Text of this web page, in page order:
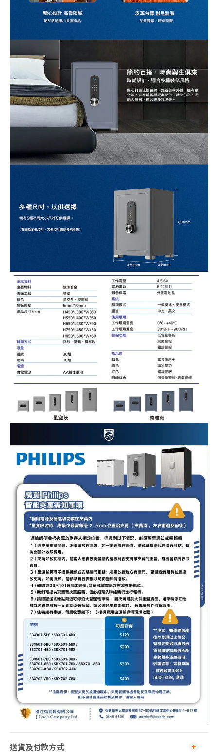
送貨及付款方式